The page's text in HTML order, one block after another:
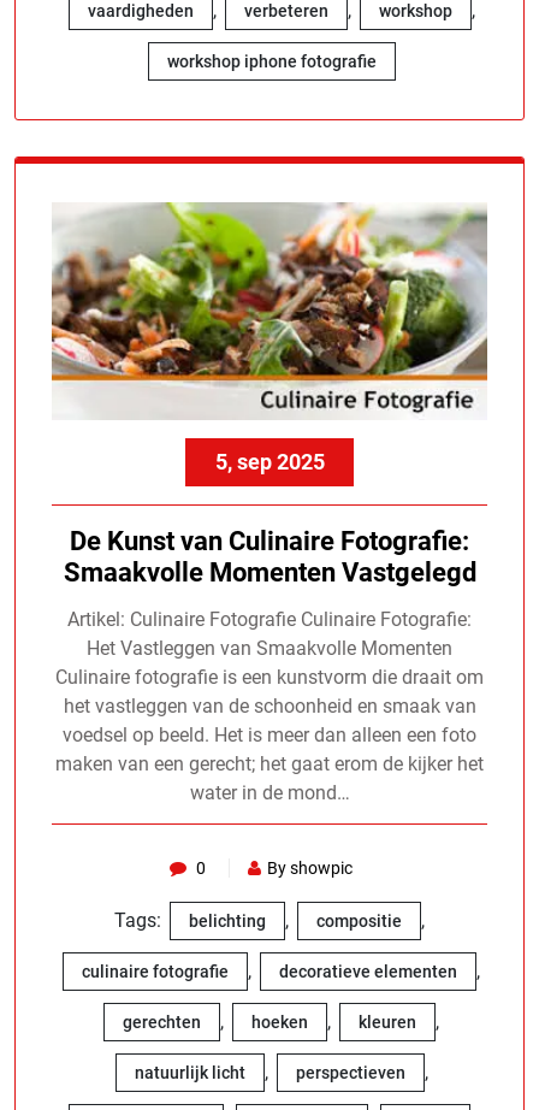
vaardigheden , verbeteren , workshop ,
workshop iphone fotografie
5, sep 2025
De Kunst van Culinaire Fotografie:
Smaakvolle Momenten Vastgelegd
Artikel: Culinaire Fotografie Culinaire Fotografie:
Het Vastleggen van Smaakvolle Momenten
Culinaire fotografie is een kunstvorm die draait om
het vastleggen van de schoonheid en smaak van
voedsel op beeld. Het is meer dan alleen een foto
maken van een gerecht; het gaat erom de kijker het
water in de mond…
0 By showpic
Tags: belichting , compositie ,
culinaire fotografie , decoratieve elementen ,
gerechten , hoeken , kleuren ,
natuurlijk licht , perspectieven ,